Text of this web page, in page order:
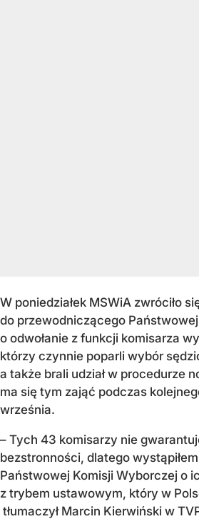
W poniedziałek MSWiA zwróciło
do przewodniczącego
o odwołanie z funkcji komisarza
którzy czynnie poparli wybór
a także brali udział w procedurze
ma się tym zająć podczas
września.
– Tych 43 komisarzy nie
bezstronności, dlatego
Państwowej Komisji Wyborczej o
z trybem ustawowym, który w
tłumaczył Marcin Kierwiński w